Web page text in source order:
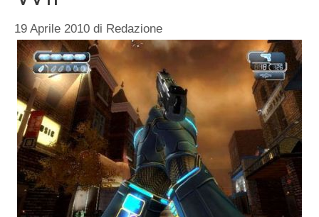
19 Aprile 2010 di Redazione